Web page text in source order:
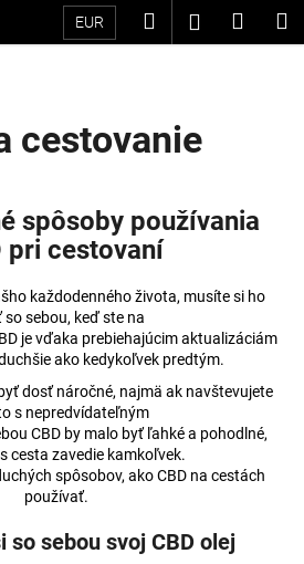
EUR Hľadať
cestovanie
spôsoby používania
pri cestovaní
každodenného života, musíte si ho
so sebou, keď ste na
je vďaka prebiehajúcim aktualizáciám
ako kedykoľvek predtým.
dosť náročné, najmä ak navštevujete
s nepredvídateľným
CBD by malo byť ľahké a pohodlné,
cesta zavedie kamkoľvek.
spôsobov, ako CBD na cestách
používať.
so sebou svoj CBD olej